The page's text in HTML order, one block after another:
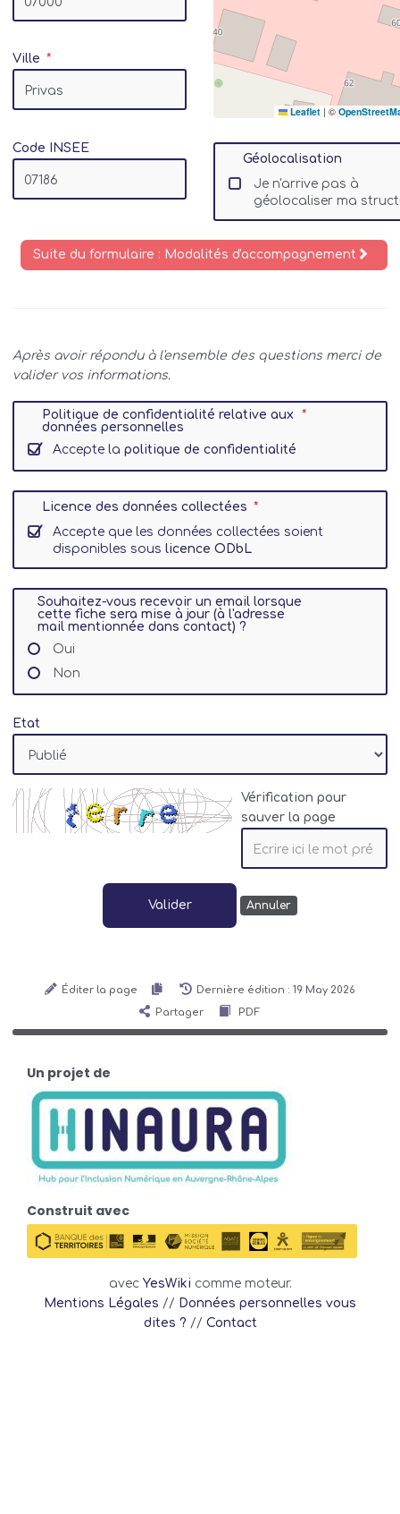
Ville
Code INSEE
Leaflet | ©
Géolocalisation
Je n'arrive pas à
géolocaliser ma
Suite du formulaire : Modalités d'accompagnement
Après avoir répondu à l'ensemble des questions merci de
valider vos informations.
Politique de confidentialité relative aux
données personnelles
Accepte la politique de confidentialité
Licence des données collectées
Accepte que les données collectées soient
disponibles sous licence ODbL
Souhaitez-vous recevoir un email lorsque
cette fiche sera mise à jour (à l'adresse
mail mentionnée dans contact) ?
Oui
Non
Etat
Vérification pour
sauver la page
Valider Annuler
Éditer la page
Dernière édition : 19 May 2026
Partager
PDF
Un projet de
Construit avec
avec YesWiki comme moteur.
Mentions Légales // Données personnelles vous
dites ? // Contact